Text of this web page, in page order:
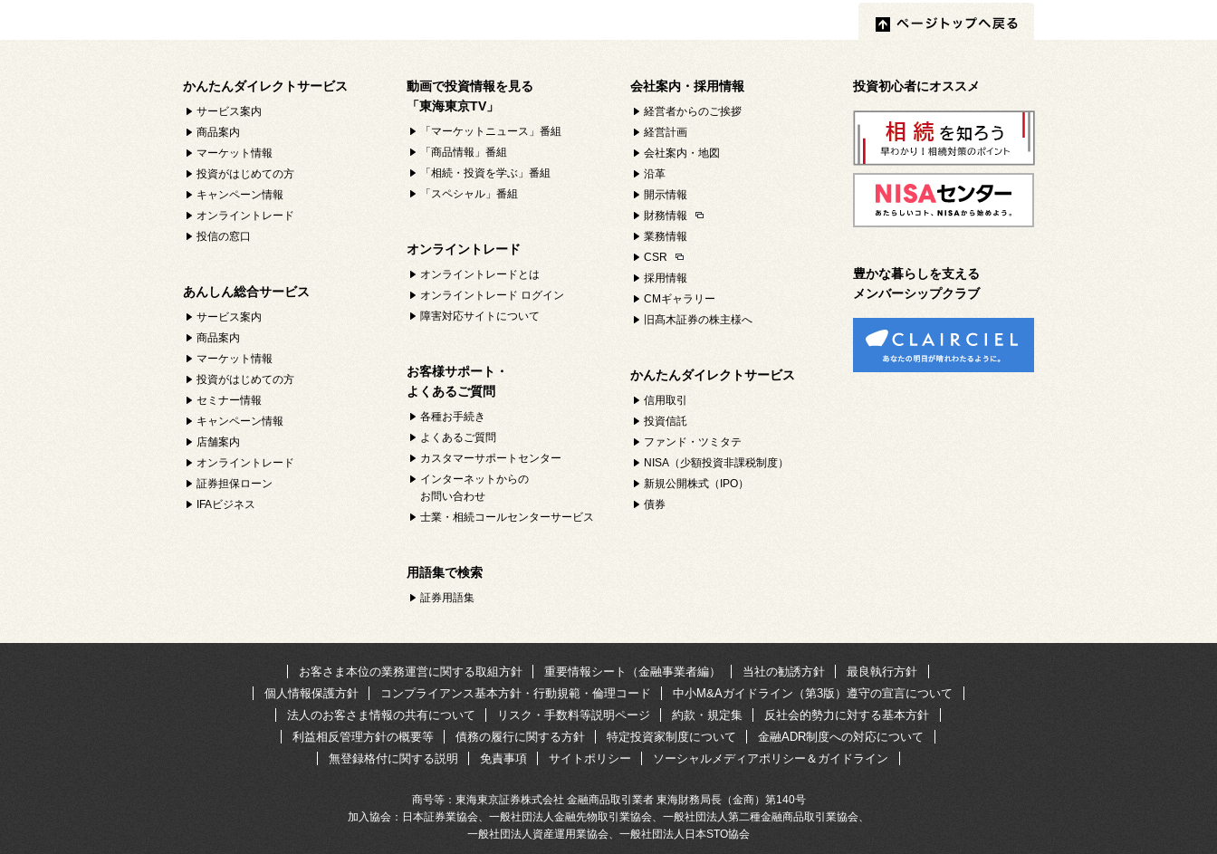
かんたんダイレクトサービス
サービス案内
商品案内
マーケット情報
投資がはじめての方
キャンペーン情報
オンライントレード
投信の窓口
あんしん総合サービス
サービス案内
商品案内
マーケット情報
投資がはじめての方
セミナー情報
キャンペーン情報
店舗案内
オンライントレード
証券担保ローン
IFAビジネス
動画で投資情報を見る
「東海東京TV」
「マーケットニュース」番組
「商品情報」番組
「相続・投資を学ぶ」番組
「スペシャル」番組
オンライントレード
オンライントレードとは
オンライントレード ログイン
障害対応サイトについて
お客様サポート・
よくあるご質問
各種お手続き
よくあるご質問
カスタマーサポートセンター
インターネットからの
お問い合わせ
士業・相続コールセンターサービス
用語集で検索
証券用語集
会社案内・採用情報
経営者からのご挨拶
経営計画
会社案内・地図
沿革
開示情報
財務情報
業務情報
CSR
採用情報
CMギャラリー
旧髙木証券の株主様へ
かんたんダイレクトサービス
信用取引
投資信託
ファンド・ツミタテ
NISA（少額投資非課税制度）
新規公開株式（IPO）
債券
投資初心者にオススメ
豊かな暮らしを支える
メンバーシップクラブ
お客さま本位の業務運営に関する取組方針 重要情報シート（金融事業者編） 当社の勧誘方針
最良執行方針
個人情報保護方針
コンプライアンス基本方針・行動規範・倫理コード
中小M&Aガイドライン（第3版）遵守の宣言について
法人のお客さま情報の共有について
リスク・手数料等説明ページ 約款・規定集
反社会的勢力に対する基本方針
利益相反管理方針の概要等
債務の履行に関する方針 特定投資家制度について
金融ADR制度への対応について
無登録格付に関する説明
免責事項 サイトポリシー ソーシャルメディアポリシー＆ガイドライン
商号等：東海東京証券株式会社 金融商品取引業者 東海財務局長（金商）第140号
加入協会：日本証券業協会、一般社団法人金融先物取引業協会、一般社団法人第二種金融商品取引業協会、
一般社団法人資産運用業協会、一般社団法人日本STO協会